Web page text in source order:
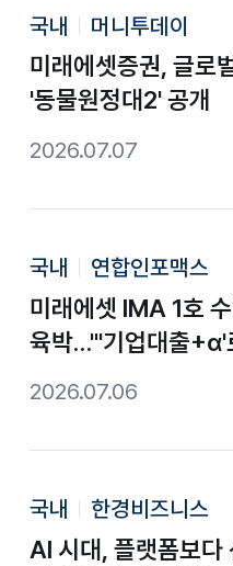
국내 머니투데이
미래에셋증권, 글로
'동물원정대2' 공개
2026.07.07
국내 연합인포맥스
미래에셋 IMA 1호
육박…"'기업대출+α'
2026.07.06
국내 한경비즈니스
AI 시대, 플랫폼보다